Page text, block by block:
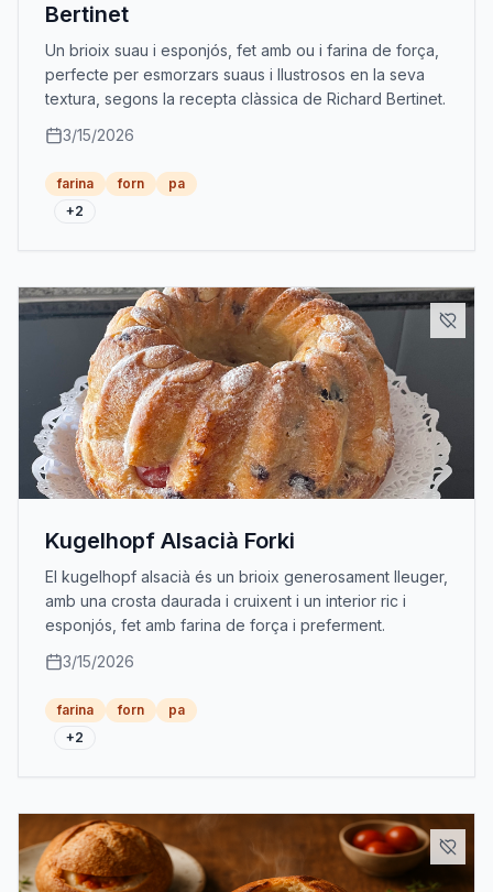
Bertinet
Un brioix suau i esponjós, fet amb ou i farina de força,
perfecte per esmorzars suaus i llustrosos en la seva
textura, segons la recepta clàssica de Richard Bertinet.
3/15/2026
farina forn
pa
+2
Kugelhopf Alsacià Forki
El kugelhopf alsacià és un brioix generosament lleuger,
amb una crosta daurada i cruixent i un interior ric i
esponjós, fet amb farina de força i preferment.
3/15/2026
farina forn
pa
+2